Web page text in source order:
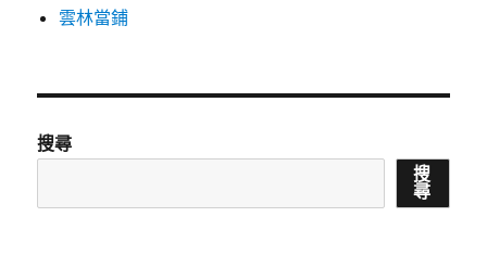
雲林當鋪
搜尋
搜
尋